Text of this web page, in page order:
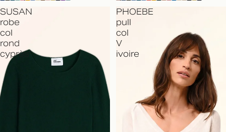
SUSAN
robe
col
rond
cyprès
PHOEBE
pull
col
V
ivoire